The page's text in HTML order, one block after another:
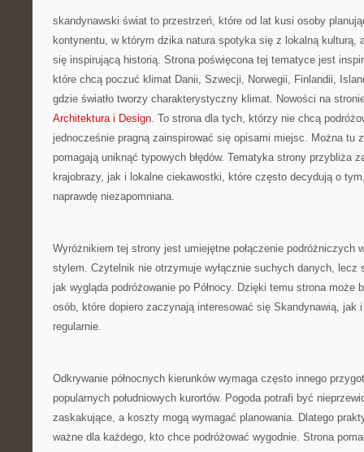
skandynawski świat to przestrzeń, które od lat kusi osoby
kontynentu, w którym dzika natura spotyka się z lokalną kulturą,
się inspirującą historią. Strona poświęcona tej tematyce jest
które chcą poczuć klimat Danii, Szwecji, Norwegii, Finlandii,
gdzie światło tworzy charakterystyczny klimat. Nowości na
Architektura i Design. To strona dla tych, którzy nie chcą
jednocześnie pragną zainspirować się opisami miejsc. Można tu
pomagają uniknąć typowych błędów. Tematyka strony przybliża
krajobrazy, jak i lokalne ciekawostki, które często decydują o
naprawdę niezapomniana.
Wyróżnikiem tej strony jest umiejętne połączenie podróżniczych
stylem. Czytelnik nie otrzymuje wyłącznie suchych danych, lecz
jak wygląda podróżowanie po Północy. Dzięki temu strona może
osób, które dopiero zaczynają interesować się Skandynawią, jak
regularnie.
Odkrywanie północnych kierunków wymaga często innego
popularnych południowych kurortów. Pogoda potrafi być
zaskakujące, a koszty mogą wymagać planowania. Dlatego
ważne dla każdego, kto chce podróżować wygodnie. Strona